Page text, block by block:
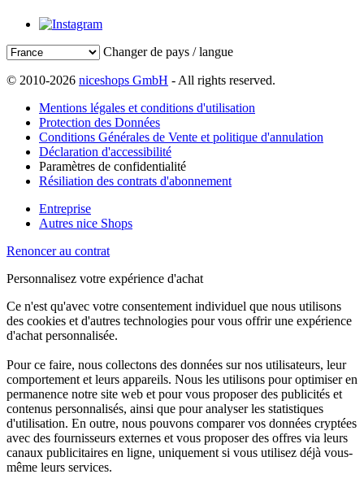
Changer de pays / langue
© 2010-2026 niceshops GmbH - All rights reserved.
Mentions légales et conditions d'utilisation
Protection des Données
Conditions Générales de Vente et politique d'annulation
Déclaration d'accessibilité
Paramètres de confidentialité
Résiliation des contrats d'abonnement
Entreprise
Autres nice Shops
Renoncer au contrat
Personnalisez votre expérience d'achat
Ce n'est qu'avec votre consentement individuel que nous utilisons
des cookies et d'autres technologies pour vous offrir une expérience
d'achat personnalisée.
Pour ce faire, nous collectons des données sur nos utilisateurs, leur
comportement et leurs appareils. Nous les utilisons pour optimiser en
permanence notre site web et pour vous proposer des publicités et
contenus personnalisés, ainsi que pour analyser les statistiques
d'utilisation. En outre, nous pouvons comparer vos données cryptées
avec des fournisseurs externes et vous proposer des offres via leurs
canaux publicitaires en ligne, uniquement si vous utilisez déjà vous-
même leurs services.